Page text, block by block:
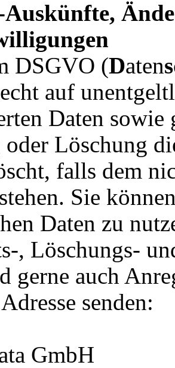
Auskünfte,
DSGVO (Datens
auf
Daten
oder Löschung
falls dem
Sie
Daten zu
, Löschungs-
gerne auch
senden:
GmbH